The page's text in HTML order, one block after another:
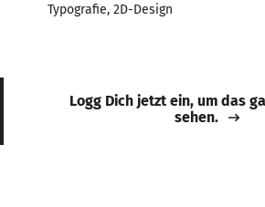
Typografie, 2D-Design
Logg Dich jetzt ein, um das
sehen.